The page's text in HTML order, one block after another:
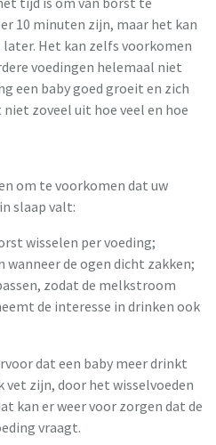
10 minuten zijn, maar het kan
Het kan zelfs voorkomen
voedingen helemaal niet
een baby goed groeit en zich
zoveel uit hoe veel en hoe
om te voorkomen dat uw
slaap valt:
wisselen per voeding;
de ogen dicht zakken;
zodat de melkstroom
de interesse in drinken ook
dat een baby meer drinkt
vet zijn, door het wisselvoeden
kan er weer voor zorgen dat de
vraagt.